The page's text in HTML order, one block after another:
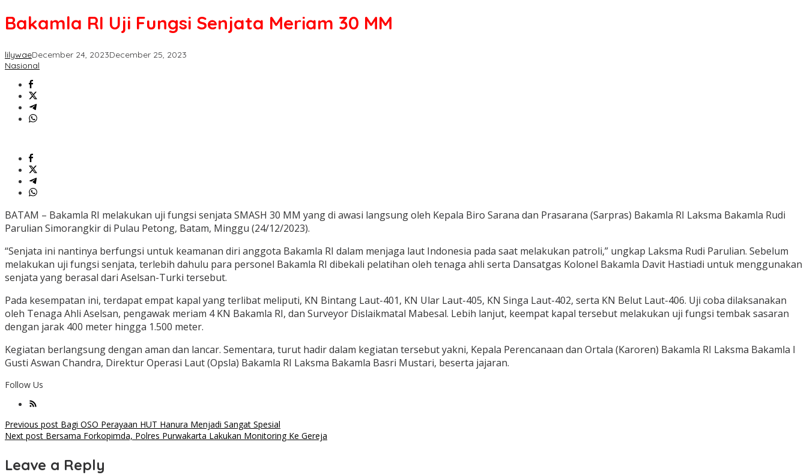
Bakamla RI Uji Fungsi Senjata Meriam 30 MM
lilywaeDecember 24, 2023December 25, 2023
Nasional
BATAM – Bakamla RI melakukan uji fungsi senjata SMASH 30 MM yang di awasi langsung oleh Kepala Biro Sarana dan Prasarana (Sarpras) Bakamla RI Laksma Bakamla Rudi
Parulian Simorangkir di Pulau Petong, Batam, Minggu (24/12/2023).
“Senjata ini nantinya berfungsi untuk keamanan diri anggota Bakamla RI dalam menjaga laut Indonesia pada saat melakukan patroli,” ungkap Laksma Rudi Parulian. Sebelum
melakukan uji fungsi senjata, terlebih dahulu para personel Bakamla RI dibekali pelatihan oleh tenaga ahli serta Dansatgas Kolonel Bakamla Davit Hastiadi untuk menggunakan
senjata yang berasal dari Aselsan-Turki tersebut.
Pada kesempatan ini, terdapat empat kapal yang terlibat meliputi, KN Bintang Laut-401, KN Ular Laut-405, KN Singa Laut-402, serta KN Belut Laut-406. Uji coba dilaksanakan
oleh Tenaga Ahli Aselsan, pengawak meriam 4 KN Bakamla RI, dan Surveyor Dislaikmatal Mabesal. Lebih lanjut, keempat kapal tersebut melakukan uji fungsi tembak sasaran
dengan jarak 400 meter hingga 1.500 meter.
Kegiatan berlangsung dengan aman dan lancar. Sementara, turut hadir dalam kegiatan tersebut yakni, Kepala Perencanaan dan Ortala (Karoren) Bakamla RI Laksma Bakamla I
Gusti Aswan Chandra, Direktur Operasi Laut (Opsla) Bakamla RI Laksma Bakamla Basri Mustari, beserta jajaran.
Follow Us
Post
navigation
Previous post Bagi OSO Perayaan HUT Hanura Menjadi Sangat Spesial
Next post Bersama Forkopimda, Polres Purwakarta Lakukan Monitoring Ke Gereja
Leave a Reply